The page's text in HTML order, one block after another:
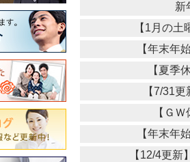
新
【1月の土
【年末年
【夏季
【7/31
【Ｇ
【年末年
【12/4更